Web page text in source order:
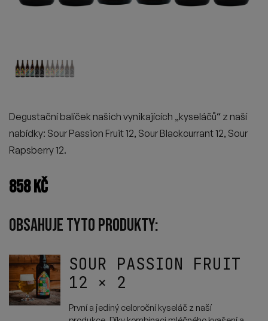
Degustační balíček našich vynikajících „kyseláčů“ z naší
nabídky: Sour Passion Fruit 12, Sour Blackcurrant 12, Sour
Rapsberry 12.
858KČ
OBSAHUJE TYTO PRODUKTY:
SOUR PASSION FRUIT
12 × 2
První a jediný celoroční kyseláč z naší